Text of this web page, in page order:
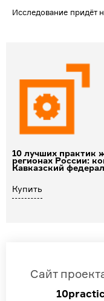
Исследование придёт
10 лучших практик
регионах России:
Кавказский
Купить
Сайт